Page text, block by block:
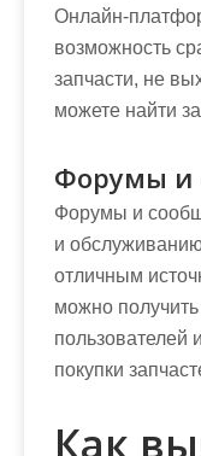
Онлайн-
возможность
запчасти, не
можете найти
Форумы и
Форумы и
и
отличным
можно
пользователей
покупки
Как